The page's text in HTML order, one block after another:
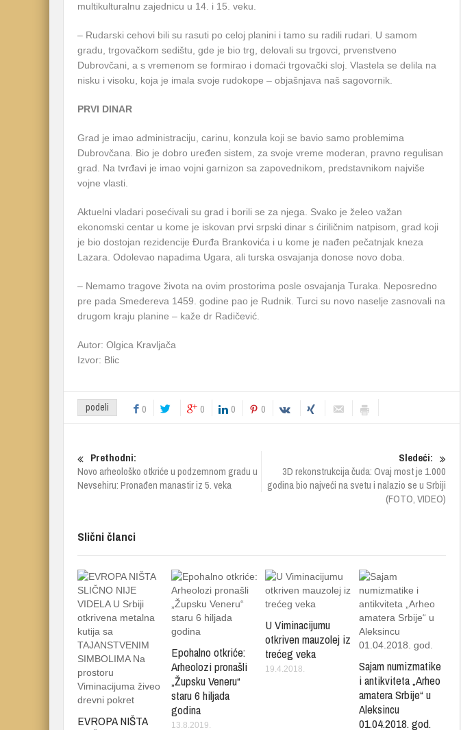
multikulturalnu zajednicu u 14. i 15. veku.
– Rudarski cehovi bili su rasuti po celoj planini i tamo su radili rudari. U samom
gradu, trgovačkom sedištu, gde je bio trg, delovali su trgovci, prvenstveno
Dubrovčani, a s vremenom se formirao i domaći trgovački sloj. Vlastela se delila na
nisku i visoku, koja je imala svoje rudokope – objašnjava naš sagovornik.
PRVI DINAR
Grad je imao administraciju, carinu, konzula koji se bavio samo problemima
Dubrovčana. Bio je dobro uređen sistem, za svoje vreme moderan, pravno regulisan
grad. Na tvrđavi je imao vojni garnizon sa zapovednikom, predstavnikom najviše
vojne vlasti.
Aktuelni vladari posećivali su grad i borili se za njega. Svako je želeo važan
ekonomski centar u kome je iskovan prvi srpski dinar s ćiriličnim natpisom, grad koji
je bio dostojan rezidencije Đurđa Brankovića i u kome je nađen pečatnjak kneza
Lazara. Odolevao napadima Ugara, ali turska osvajanja donose novo doba.
– Nemamo tragove života na ovim prostorima posle osvajanja Turaka. Neposredno
pre pada Smedereva 1459. godine pao je Rudnik. Turci su novo naselje zasnovali na
drugom kraju planine – kaže dr Radičević.
Autor: Olgica Kravljača
Izvor: Blic
podeli 0 0 0 0
Prethodni:
Novo arheološko otkriće u podzemnom gradu u
Nevsehiru: Pronađen manastir iz 5. veka
Sledeći:
3D rekonstrukcija čuda: Ovaj most je 1.000
godina bio najveći na svetu i nalazio se u Srbiji
(FOTO, VIDEO)
Slični članci
EVROPA NIŠTA
Epohalno otkriće:
Arheolozi pronašli
„Župsku Veneru“
staru 6 hiljada
godina
13.8.2019.
U Viminacijumu
otkriven mauzolej iz
trećeg veka
19.4.2018.
Sajam numizmatike
i antikviteta „Arheo
amatera Srbije“ u
Aleksincu
01.04.2018. god.